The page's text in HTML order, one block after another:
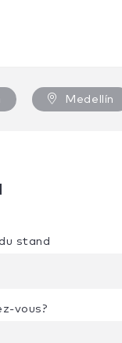
Medellín
stand
vous?